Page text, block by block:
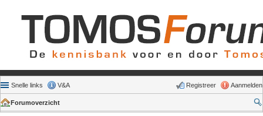
Snelle links V&A Aanmelden
Registreer
Forumoverzicht